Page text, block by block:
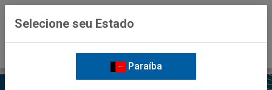
Selecione seu Estado
Paraíba